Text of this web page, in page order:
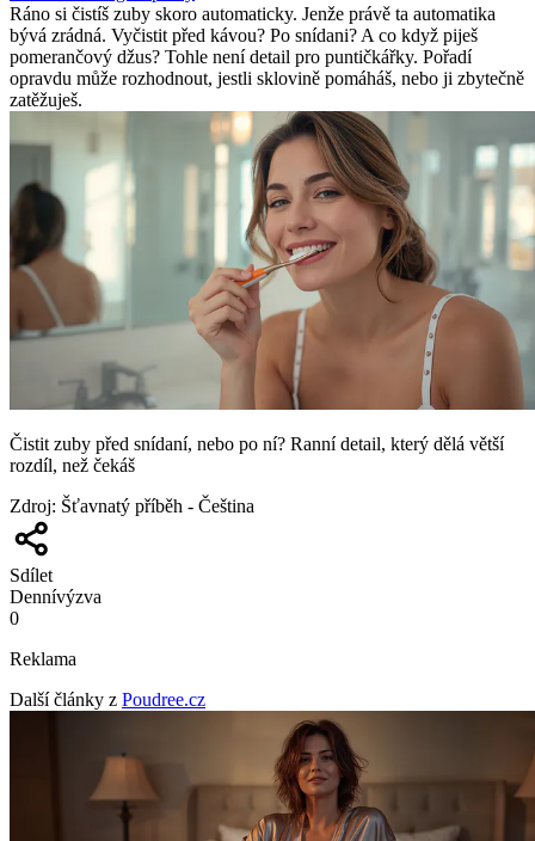
Ráno si čistíš zuby skoro automaticky. Jenže právě ta automatika
bývá zrádná. Vyčistit před kávou? Po snídani? A co když piješ
pomerančový džus? Tohle není detail pro puntičkářky. Pořadí
opravdu může rozhodnout, jestli sklovině pomáháš, nebo ji zbytečně
zatěžuješ.
Čistit zuby před snídaní, nebo po ní? Ranní detail, který dělá větší
rozdíl, než čekáš
Zdroj: Šťavnatý příběh - Čeština
Sdílet
Dennívýzva
0
Reklama
Další články z Poudree.cz